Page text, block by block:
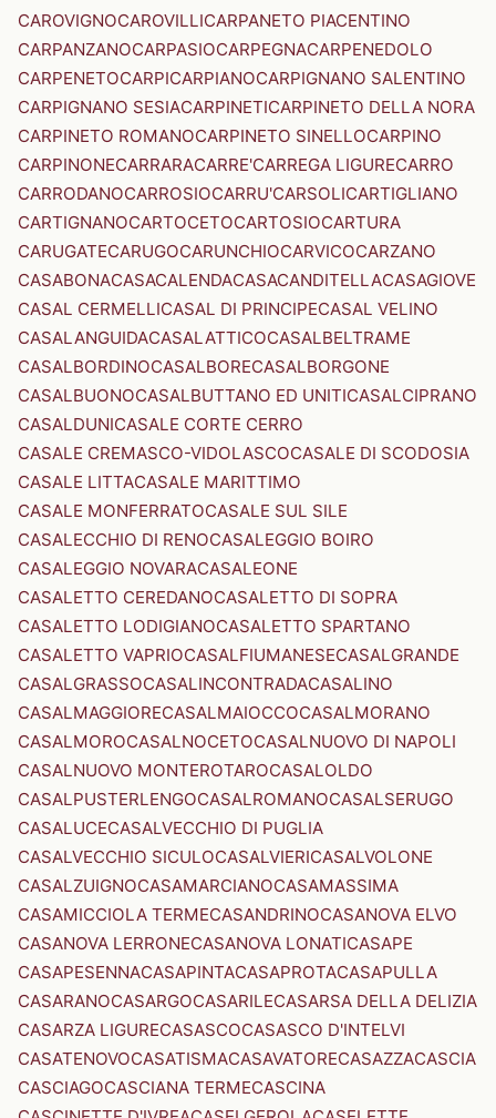
CAROVIGNOCAROVILLICARPANETO PIACENTINO
CARPANZANOCARPASIOCARPEGNACARPENEDOLO
CARPENETOCARPICARPIANOCARPIGNANO SALENTINO
CARPIGNANO SESIACARPINETICARPINETO DELLA NORA
CARPINETO ROMANOCARPINETO SINELLOCARPINO
CARPINONECARRARACARRE'CARREGA LIGURECARRO
CARRODANOCARROSIOCARRU'CARSOLICARTIGLIANO
CARTIGNANOCARTOCETOCARTOSIOCARTURA
CARUGATECARUGOCARUNCHIOCARVICOCARZANO
CASABONACASACALENDACASACANDITELLACASAGIOVE
CASAL CERMELLICASAL DI PRINCIPECASAL VELINO
CASALANGUIDACASALATTICOCASALBELTRAME
CASALBORDINOCASALBORECASALBORGONE
CASALBUONOCASALBUTTANO ED UNITICASALCIPRANO
CASALDUNICASALE CORTE CERRO
CASALE CREMASCO-VIDOLASCOCASALE DI SCODOSIA
CASALE LITTACASALE MARITTIMO
CASALE MONFERRATOCASALE SUL SILE
CASALECCHIO DI RENOCASALEGGIO BOIRO
CASALEGGIO NOVARACASALEONE
CASALETTO CEREDANOCASALETTO DI SOPRA
CASALETTO LODIGIANOCASALETTO SPARTANO
CASALETTO VAPRIOCASALFIUMANESECASALGRANDE
CASALGRASSOCASALINCONTRADACASALINO
CASALMAGGIORECASALMAIOCCOCASALMORANO
CASALMOROCASALNOCETOCASALNUOVO DI NAPOLI
CASALNUOVO MONTEROTAROCASALOLDO
CASALPUSTERLENGOCASALROMANOCASALSERUGO
CASALUCECASALVECCHIO DI PUGLIA
CASALVECCHIO SICULOCASALVIERICASALVOLONE
CASALZUIGNOCASAMARCIANOCASAMASSIMA
CASAMICCIOLA TERMECASANDRINOCASANOVA ELVO
CASANOVA LERRONECASANOVA LONATICASAPE
CASAPESENNACASAPINTACASAPROTACASAPULLA
CASARANOCASARGOCASARILECASARSA DELLA DELIZIA
CASARZA LIGURECASASCOCASASCO D'INTELVI
CASATENOVOCASATISMACASAVATORECASAZZACASCIA
CASCIAGOCASCIANA TERMECASCINA